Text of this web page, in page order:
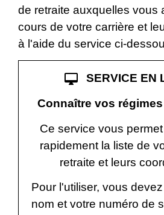
de retraite auxquelles vous
cours de votre carrière et
à l'aide du service ci-
desktop_mac
SERVICE EN
Connaître vos
Ce service vous
rapidement la liste de
retraite et leurs
Pour l'utiliser, vous
nom et votre numéro de